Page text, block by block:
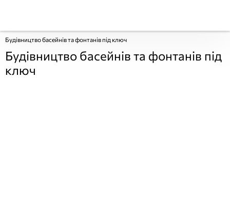
Будівництво басейнів та фонтанів під ключ
Будівництво басейнів та фонтанів під
ключ